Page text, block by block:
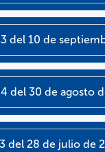
del 10 de
del 30 de agosto
del 28 de julio de